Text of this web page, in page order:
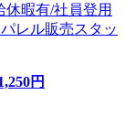
暇有/社員登用
レル販売スタッ
円